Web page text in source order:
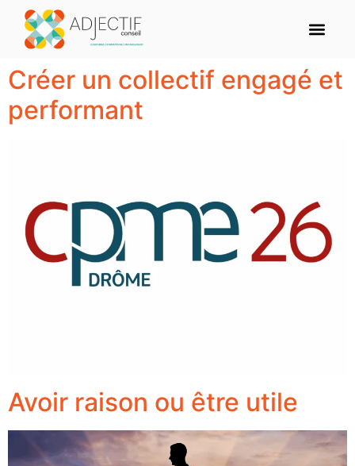
Créer un collectif engagé et
performant
Avoir raison ou être utile